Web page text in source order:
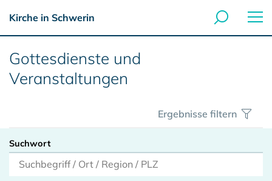
Kirche in Schwerin
Gottesdienste und
Veranstaltungen
Ergebnisse filtern
Suchwort